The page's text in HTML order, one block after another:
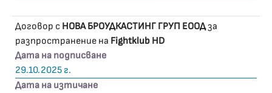
Договор с НОВА БРОУДКАСТИНГ ГРУП ЕООДза
разпространение на Fightklub HD
Дата на подписване
29.10.2025 г.
Дата на изтичане